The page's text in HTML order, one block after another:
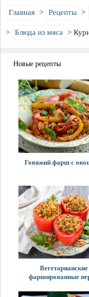
Главная Рецепты
Блюда из мяса
Новые рецепты
Говяжий фарш с
Вегетарианские
фаршированные